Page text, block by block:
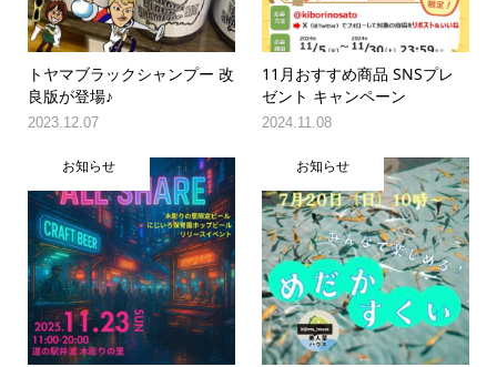
トヤマブラックシャンプー 改
良版が登場♪
2023.12.07
11月おすすめ商品 SNSプレ
ゼント キャンペーン
2024.11.08
お知らせ お知らせ